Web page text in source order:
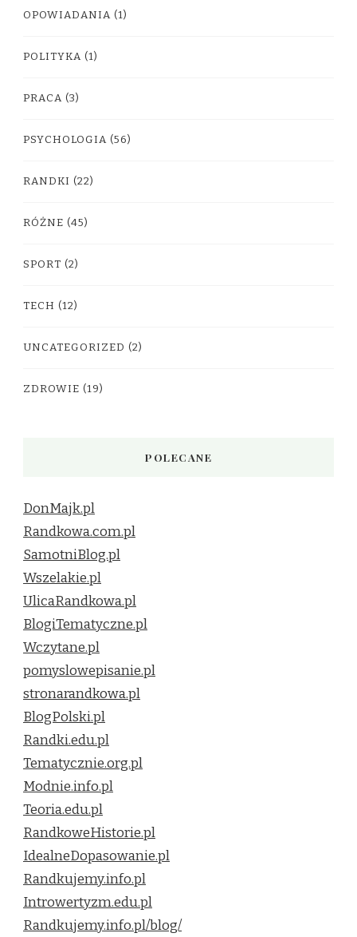
OPOWIADANIA (1)
POLITYKA (1)
PRACA (3)
PSYCHOLOGIA (56)
RANDKI (22)
RÓŻNE (45)
SPORT (2)
TECH (12)
UNCATEGORIZED (2)
ZDROWIE (19)
POLECANE
DonMajk.pl
Randkowa.com.pl
SamotniBlog.pl
Wszelakie.pl
UlicaRandkowa.pl
BlogiTematyczne.pl
Wczytane.pl
pomyslowepisanie.pl
stronarandkowa.pl
BlogPolski.pl
Randki.edu.pl
Tematycznie.org.pl
Modnie.info.pl
Teoria.edu.pl
RandkoweHistorie.pl
IdealneDopasowanie.pl
Randkujemy.info.pl
Introwertyzm.edu.pl
Randkujemy.info.pl/blog/